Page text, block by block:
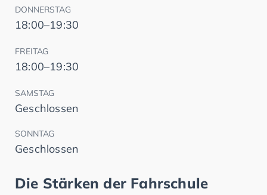
DONNERSTAG
18:00–19:30
FREITAG
18:00–19:30
SAMSTAG
Geschlossen
SONNTAG
Geschlossen
Die Stärken der Fahrschule